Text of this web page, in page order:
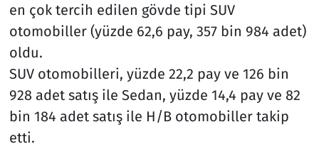
en çok tercih edilen gövde tipi SUV
otomobiller (yüzde 62,6 pay, 357 bin 984 adet)
oldu.
SUV otomobilleri, yüzde 22,2 pay ve 126 bin
928 adet satış ile Sedan, yüzde 14,4 pay ve 82
bin 184 adet satış ile H/B otomobiller takip
etti.